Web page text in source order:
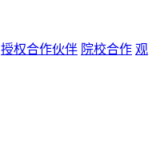
授权合作伙伴 院校合作 观